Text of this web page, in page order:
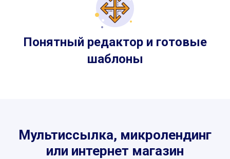
Понятный редактор и готовые
шаблоны
Мультиссылка, микролендинг
или интернет магазин